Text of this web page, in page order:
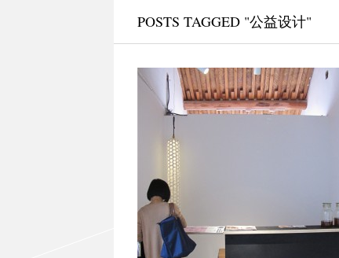
POSTS TAGGED "公益设计"